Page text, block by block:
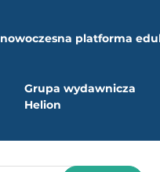
nowoczesna platforma
Grupa wydawnicza
Helion